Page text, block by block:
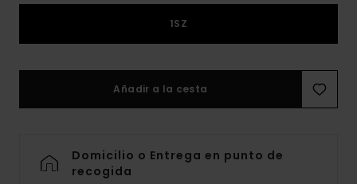
1SZ
Añadir a la cesta
Domicilio o Entrega en punto de
recogida